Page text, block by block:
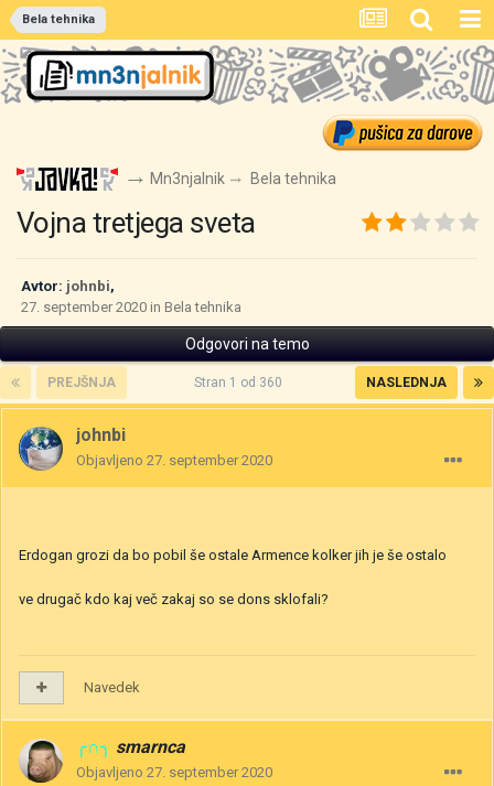
Bela tehnika
Mn3njalnik Bela tehnika
Vojna tretjega sveta
Avtor: johnbi,
27. september 2020 in Bela tehnika
Odgovori na temo
PREJŠNJA NASLEDNJA
Stran 1 od 360
johnbi
Objavljeno 27. september 2020
Erdogan grozi da bo pobil še ostale Armence kolker jih je še ostalo
ve drugač kdo kaj več zakaj so se dons sklofali?
Navedek
╭∩╮ smarnca
Objavljeno 27. september 2020